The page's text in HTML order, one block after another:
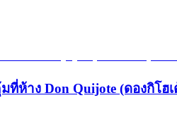
ที่ห้าง Don Quijote (ดองกิโ